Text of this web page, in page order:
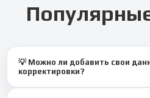
💡 Можно ли добавить свои
корректировки?